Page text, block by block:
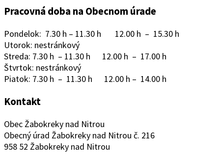
Pracovná doba na Obecnom úrade
Pondelok: 7.30 h – 11.30 h 12.00 h – 15.30 h
Utorok: nestránkový
Streda: 7.30 h – 11.30 h 12.00 h – 17.00 h
Štvrtok: nestránkový
Piatok: 7.30 h – 11.30 h 12.00 h – 14.00 h
Kontakt
Obec Žabokreky nad Nitrou
Obecný úrad Žabokreky nad Nitrou č. 216
958 52 Žabokreky nad Nitrou